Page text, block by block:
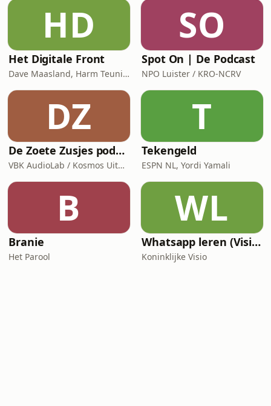
HD
Het Digitale Front
Dave Maasland, Harm Teunis / Corti Media
SO
Spot On | De Podcast
NPO Luister / KRO-NCRV
DZ
De Zoete Zusjes podcast
VBK AudioLab / Kosmos Uitgevers
T
Tekengeld
ESPN NL, Yordi Yamali
B
Branie
Het Parool
WL
Whatsapp leren (Visio Podcast)
Koninklijke Visio